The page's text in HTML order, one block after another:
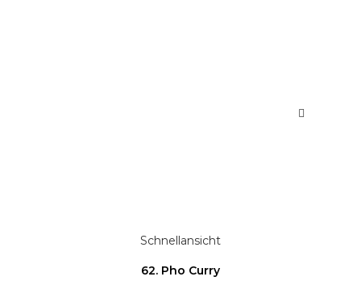
Schnellansicht
62. Pho Curry